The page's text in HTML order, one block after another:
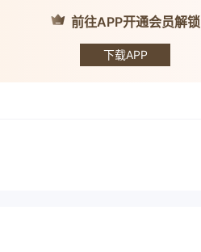
前往APP开通会员解锁
下载APP